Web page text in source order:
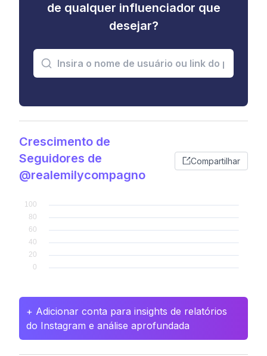
de qualquer influenciador que
desejar?
Crescimento de
Seguidores de
@realemilycompagno
Compartilhar
+ Adicionar conta para insights de relatórios
do Instagram e análise aprofundada